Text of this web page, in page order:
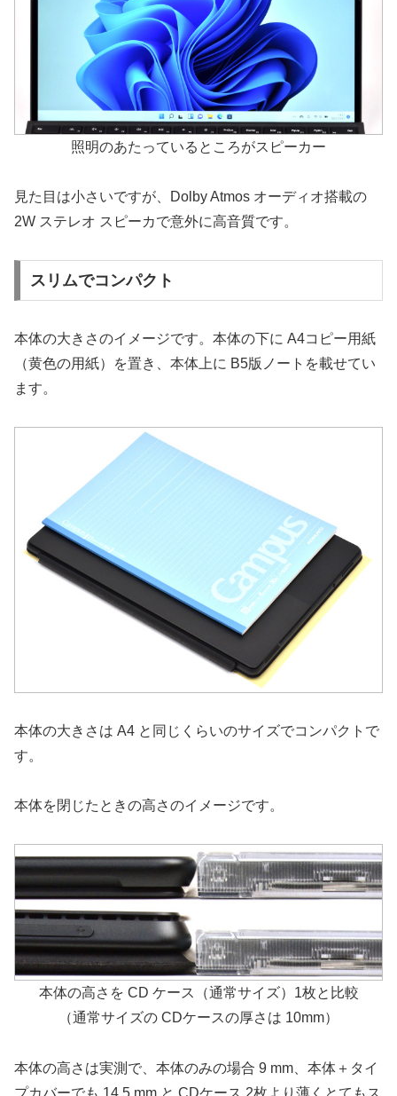
照明のあたっているところがスピーカー
見た目は小さいですが、Dolby Atmos オーディオ搭載の
2W ステレオ スピーカで意外に高音質です。
スリムでコンパクト
本体の大きさのイメージです。本体の下に A4コピー用紙
（黄色の用紙）を置き、本体上に B5版ノートを載せてい
ます。
本体の大きさは A4 と同じくらいのサイズでコンパクトで
す。
本体を閉じたときの高さのイメージです。
本体の高さを CD ケース（通常サイズ）1枚と比較
（通常サイズの CDケースの厚さは 10mm）
本体の高さは実測で、本体のみの場合 9 mm、本体＋タイ